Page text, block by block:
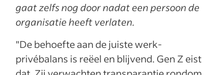
gaat zelfs nog door nadat een persoon de
organisatie heeft verlaten.
"De behoefte aan de juiste werk-
privébalans is reëel en blijvend. Gen Z eist